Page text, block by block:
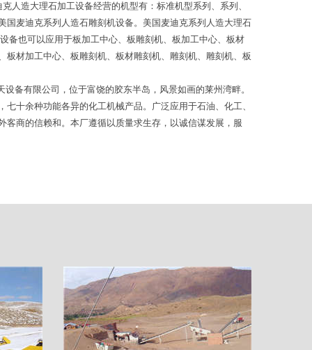
人造大理石加工设备经营的机型有：标准机型系列、系列、
麦迪克系列人造石雕刻机设备。美国麦迪克系列人造大理石
备也可以应用于板加工中心、板雕刻机、板加工中心、板材
材加工中心、板雕刻机、板材雕刻机、雕刻机、雕刻机、板
备有限公司，位于富饶的胶东半岛，风景如画的莱州湾畔。
十余种功能各异的化工机械产品。广泛应用于石油、化工、
商的信赖和。本厂遵循以质量求生存，以诚信谋发展，服